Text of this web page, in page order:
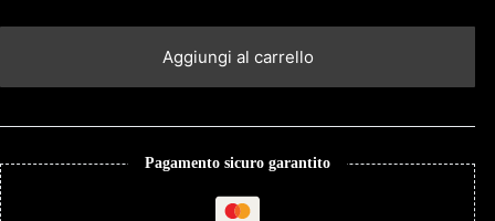
Aggiungi al carrello
Pagamento sicuro garantito